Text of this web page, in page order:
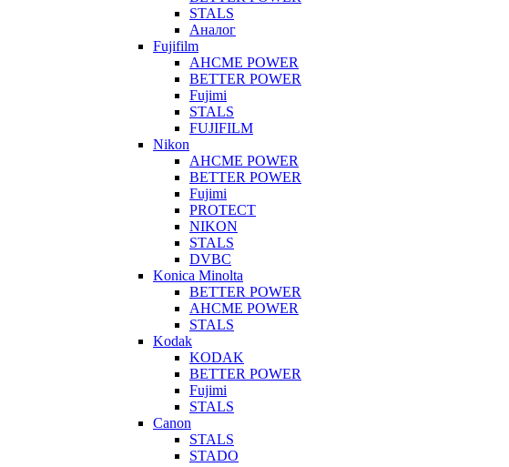
STALS
Аналог
Fujifilm
AHCME POWER
BETTER POWER
Fujimi
STALS
FUJIFILM
Nikon
AHCME POWER
BETTER POWER
Fujimi
PROTECT
NIKON
STALS
DVBC
Konica Minolta
BETTER POWER
AHCME POWER
STALS
Kodak
KODAK
BETTER POWER
Fujimi
STALS
Canon
STALS
STADO